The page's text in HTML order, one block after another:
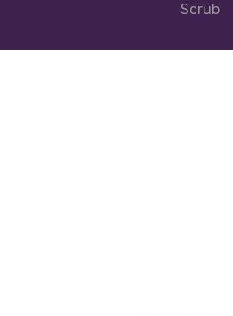
Scrub